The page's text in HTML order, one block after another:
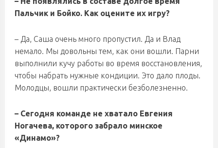
Пальчик и Бойко. Как оцените их игру?
– Да, Саша очень много пропустил. Да и Влад
немало. Мы довольны тем, как они вошли. Парни
выполнили кучу работы во время восстановления,
чтобы набрать нужные кондиции. Это дало плоды.
Молодцы, вошли практически безболезненно.
– Сегодня команде не хватало Евгения
Ногачева, которого забрало минское
«Динамо»?